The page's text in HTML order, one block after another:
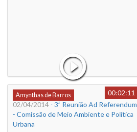
Amynthas de Barros
00:02:11
02/04/2014 - 3ª Reunião Ad Referendum
- Comissão de Meio Ambiente e Política
Urbana